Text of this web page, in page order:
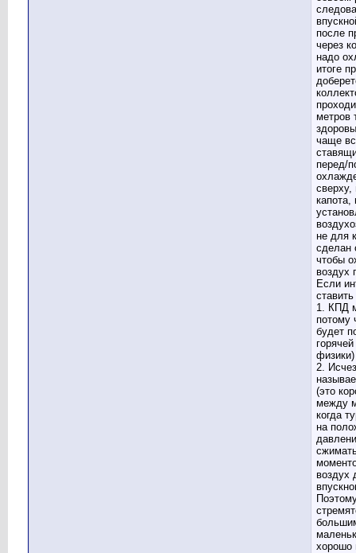
после
через
надо
итоге
метров
чаще
перед/
капота,
не для
сделан
чтобы
воздух
Если
1. КПД
потому
будет
физики)
2.
(это
между
когда
на
воздух
хорошо